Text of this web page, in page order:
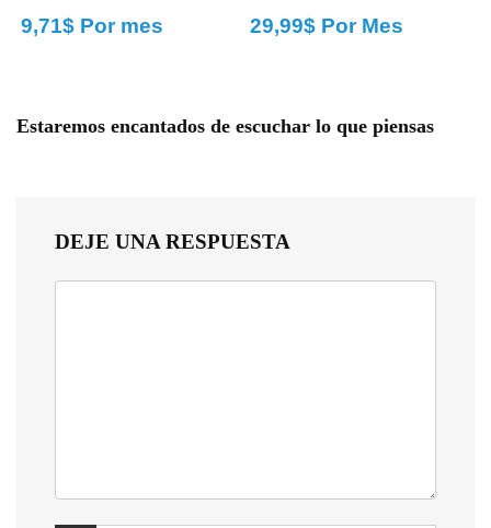
9,71$ Por mes 29,99$ Por Mes
Estaremos encantados de escuchar lo que piensas
DEJE UNA RESPUESTA